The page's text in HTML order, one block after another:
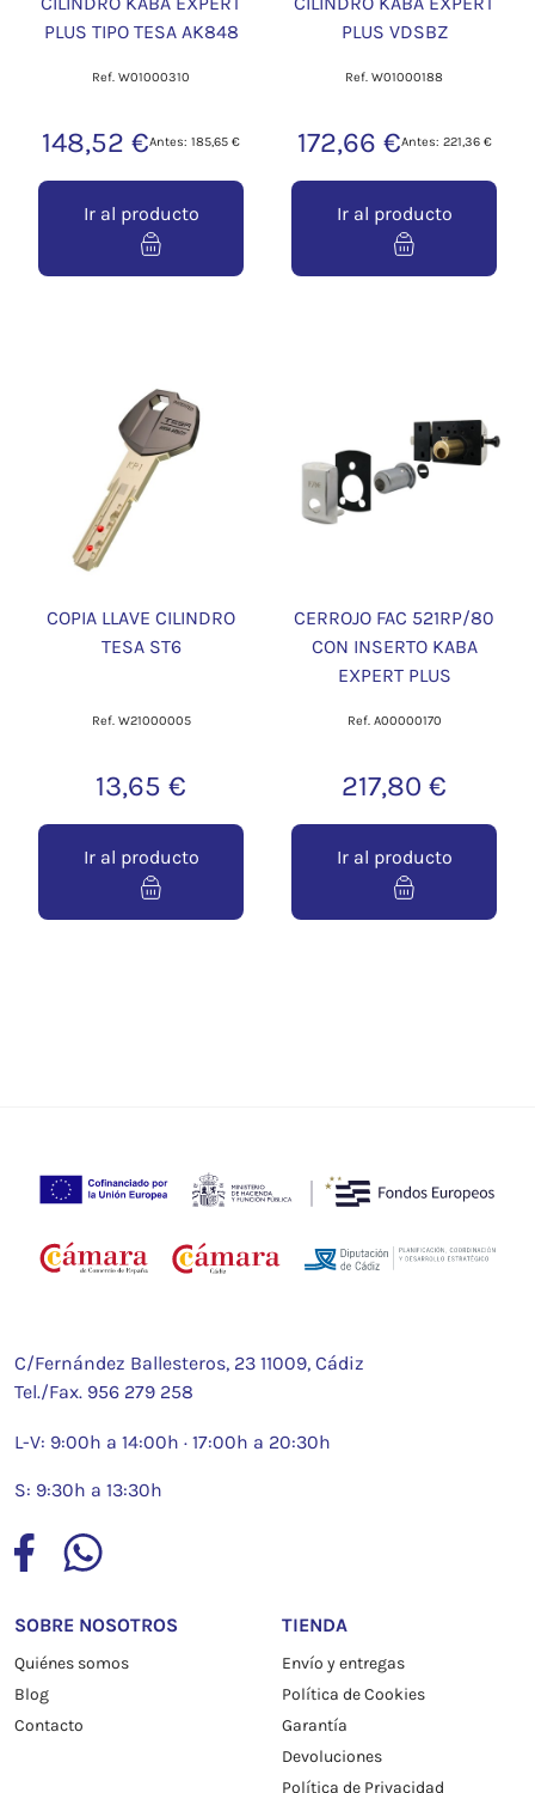
PLUS TIPO TESA AK848
Ref. W01000310
148,52 €Antes: 185,65 €
Ir al producto
PLUS VDSBZ
Ref. W01000188
172,66 €Antes: 221,36 €
Ir al producto
COPIA LLAVE CILINDRO
TESA ST6
Ref. W21000005
13,65 €
Ir al producto
CERROJO FAC 521RP/80
CON INSERTO KABA
EXPERT PLUS
Ref. A00000170
217,80 €
Ir al producto
C/Fernández Ballesteros, 23 11009, Cádiz
Tel./Fax. 956 279 258
L-V: 9:00h a 14:00h · 17:00h a 20:30h
S: 9:30h a 13:30h
SOBRE NOSOTROS
Quiénes somos
Blog
Contacto
TIENDA
Envío y entregas
Política de Cookies
Garantía
Devoluciones
Política de Privacidad